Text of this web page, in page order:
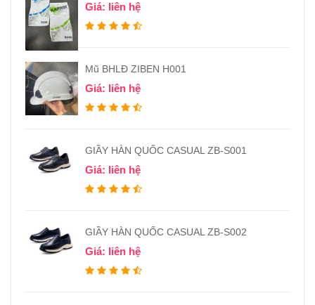
Giá: liên hệ
Mũ BHLĐ ZIBEN H001
Giá: liên hệ
GIẦY HÀN QUỐC CASUAL ZB-S001
Giá: liên hệ
GIẦY HÀN QUỐC CASUAL ZB-S002
Giá: liên hệ